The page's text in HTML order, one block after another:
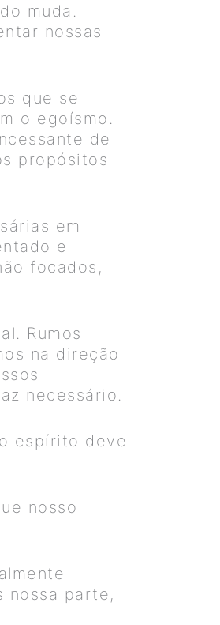
muda.
nossas
que se
o egoísmo.
de
propósitos
em
e
focados,
Rumos
na direção
necessário.
espírito deve
nosso
nossa parte,